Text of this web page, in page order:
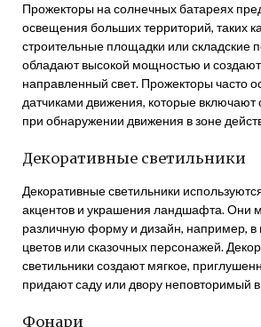
Прожекторы на солнечных батареях
освещения больших территорий, таких
строительные площадки или складские
обладают высокой мощностью и создают
направленный свет. Прожекторы часто
датчиками движения, которые включают
при обнаружении движения в зоне
Декоративные светильники
Декоративные светильники
акцентов и украшения ландшафта. Они
различную форму и дизайн, например, в
цветов или сказочных персонажей.
светильники создают мягкое,
придают саду или двору неповторимый
Фонари